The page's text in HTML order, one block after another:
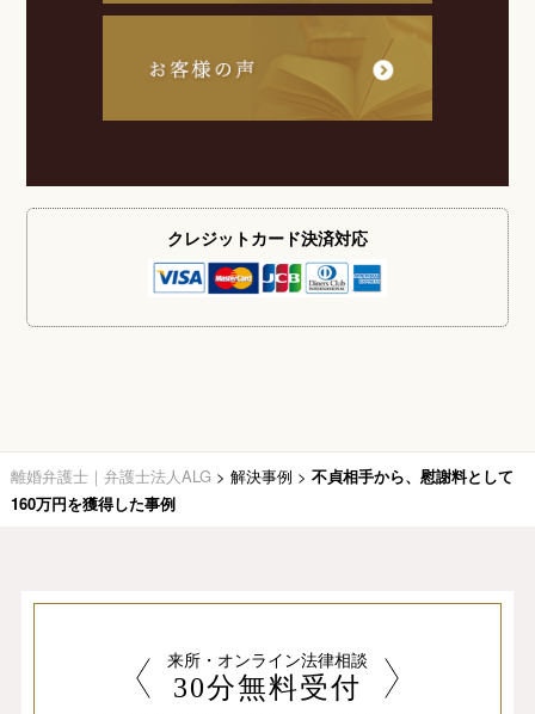
クレジットカード決済対応
離婚弁護士｜弁護士法人ALG > 解決事例 > 不貞相手から、慰謝料として
160万円を獲得した事例
来所・オンライン法律相談
30分無料受付